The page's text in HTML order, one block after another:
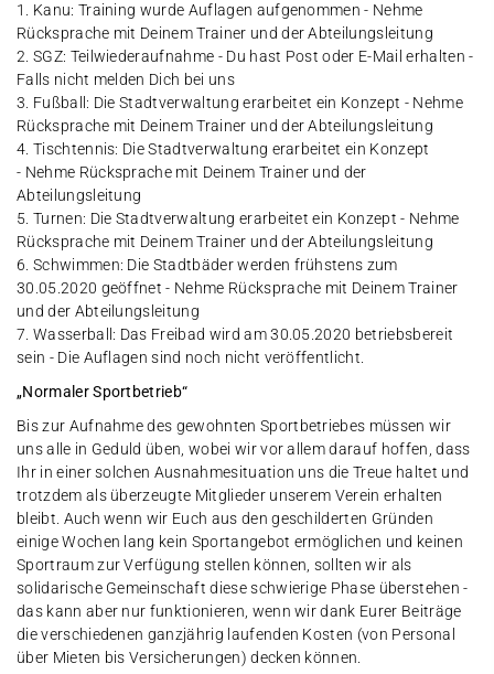
1. Kanu: Training wurde Auflagen aufgenommen - Nehme
Rücksprache mit Deinem Trainer und der Abteilungsleitung
2. SGZ: Teilwiederaufnahme - Du hast Post oder E-Mail erhalten -
Falls nicht melden Dich bei uns
3. Fußball: Die Stadtverwaltung erarbeitet ein Konzept - Nehme
Rücksprache mit Deinem Trainer und der Abteilungsleitung
4. Tischtennis: Die Stadtverwaltung erarbeitet ein Konzept
- Nehme Rücksprache mit Deinem Trainer und der
Abteilungsleitung
5. Turnen: Die Stadtverwaltung erarbeitet ein Konzept - Nehme
Rücksprache mit Deinem Trainer und der Abteilungsleitung
6. Schwimmen: Die Stadtbäder werden frühstens zum
30.05.2020 geöffnet - Nehme Rücksprache mit Deinem Trainer
und der Abteilungsleitung
7. Wasserball: Das Freibad wird am 30.05.2020 betriebsbereit
sein - Die Auflagen sind noch nicht veröffentlicht.
„Normaler Sportbetrieb“
Bis zur Aufnahme des gewohnten Sportbetriebes müssen wir
uns alle in Geduld üben, wobei wir vor allem darauf hoffen, dass
Ihr in einer solchen Ausnahmesituation uns die Treue haltet und
trotzdem als überzeugte Mitglieder unserem Verein erhalten
bleibt. Auch wenn wir Euch aus den geschilderten Gründen
einige Wochen lang kein Sportangebot ermöglichen und keinen
Sportraum zur Verfügung stellen können, sollten wir als
solidarische Gemeinschaft diese schwierige Phase überstehen -
das kann aber nur funktionieren, wenn wir dank Eurer Beiträge
die verschiedenen ganzjährig laufenden Kosten (von Personal
über Mieten bis Versicherungen) decken können.